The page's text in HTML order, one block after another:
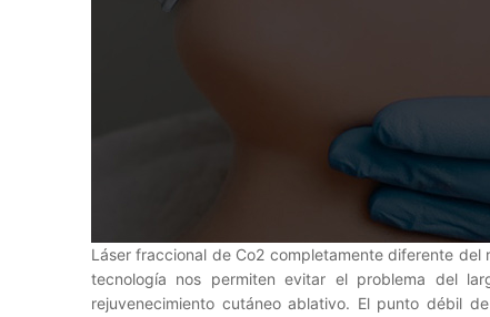
Láser fraccional de Co2 completamente diferente
tecnología nos permiten evitar el problema del
rejuvenecimiento cutáneo ablativo. El punto débil